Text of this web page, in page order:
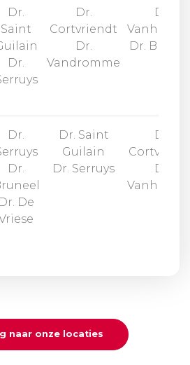
Dr.
Saint
Dr.
Dr.
Cortvriendt
Dr.
Vandromme
Dr.
Dr.
Dr.
Dr.
Dr. De
Dr. Saint
Guilain
Dr. Serruys
Dr.
Dr.
naar onze locaties